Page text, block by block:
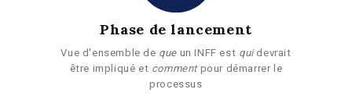
Phase de lancement
Vue d'ensemble de que un INFF est quidevrait
être impliqué et commentpour démarrer le
processus